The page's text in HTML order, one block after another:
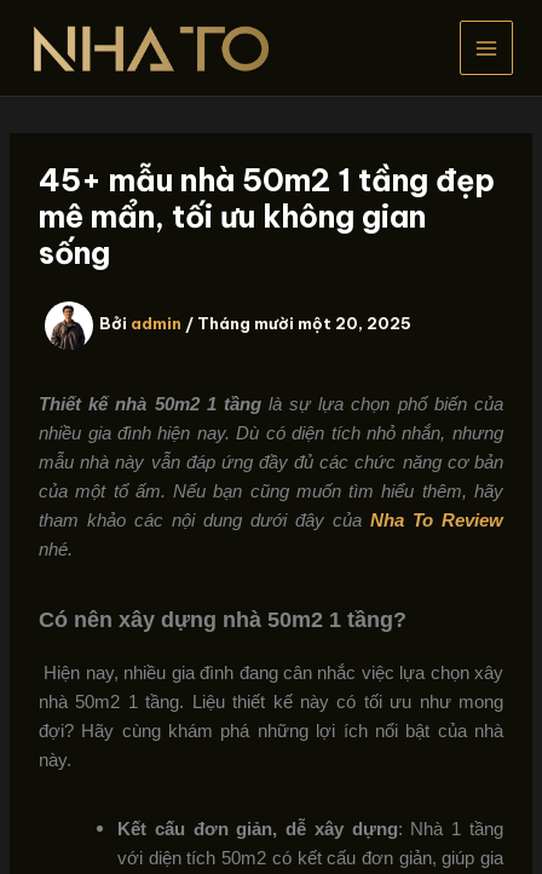
dung
45+ mẫu nhà 50m2 1 tầng đẹp
mê mẩn, tối ưu không gian
sống
Bởi admin / Tháng mười một 20, 2025
Thiết kế nhà 50m2 1 tầnglà sự lựa chọn phổ biến của
nhiều gia đình hiện nay. Dù có diện tích nhỏ nhắn, nhưng
mẫu nhà này vẫn đáp ứng đầy đủ các chức năng cơ bản
của một tổ ấm. Nếu bạn cũng muốn tìm hiểu thêm, hãy
tham khảo các nội dung dưới đây của Nha To Review
nhé.
Có nên xây dựng nhà 50m2 1 tầng?
Hiện nay, nhiều gia đình đang cân nhắc việc lựa chọn xây
nhà 50m2 1 tầng. Liệu thiết kế này có tối ưu như mong
đợi? Hãy cùng khám phá những lợi ích nổi bật của nhà
này.
Kết cấu đơn giản, dễ xây dựng: Nhà 1 tầng
với diện tích 50m2 có kết cấu đơn giản, giúp gia